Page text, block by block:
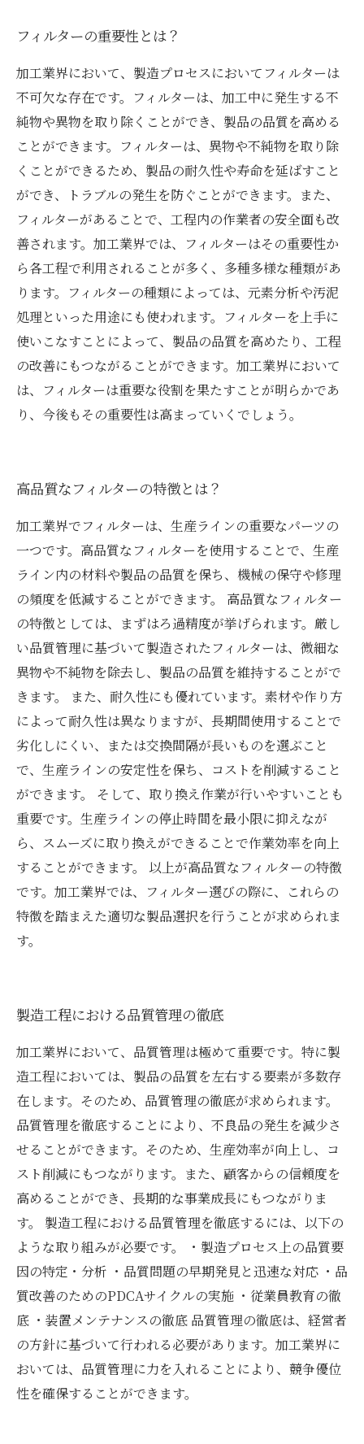
フィルターの重要性とは？
加工業界において、製造プロセスにおいてフィルターは
不可欠な存在です。フィルターは、加工中に発生する不
純物や異物を取り除くことができ、製品の品質を高める
ことができます。フィルターは、異物や不純物を取り除
くことができるため、製品の耐久性や寿命を延ばすこと
ができ、トラブルの発生を防ぐことができます。また、
フィルターがあることで、工程内の作業者の安全面も改
善されます。加工業界では、フィルターはその重要性か
ら各工程で利用されることが多く、多種多様な種類があ
ります。フィルターの種類によっては、元素分析や汚泥
処理といった用途にも使われます。フィルターを上手に
使いこなすことによって、製品の品質を高めたり、工程
の改善にもつながることができます。加工業界において
は、フィルターは重要な役割を果たすことが明らかであ
り、今後もその重要性は高まっていくでしょう。
高品質なフィルターの特徴とは？
加工業界でフィルターは、生産ラインの重要なパーツの
一つです。高品質なフィルターを使用することで、生産
ライン内の材料や製品の品質を保ち、機械の保守や修理
の頻度を低減することができます。 高品質なフィルター
の特徴としては、まずはろ過精度が挙げられます。厳し
い品質管理に基づいて製造されたフィルターは、微細な
異物や不純物を除去し、製品の品質を維持することがで
きます。 また、耐久性にも優れています。素材や作り方
によって耐久性は異なりますが、長期間使用することで
劣化しにくい、または交換間隔が長いものを選ぶこと
で、生産ラインの安定性を保ち、コストを削減すること
ができます。 そして、取り換え作業が行いやすいことも
重要です。生産ラインの停止時間を最小限に抑えなが
ら、スムーズに取り換えができることで作業効率を向上
することができます。 以上が高品質なフィルターの特徴
です。加工業界では、フィルター選びの際に、これらの
特徴を踏まえた適切な製品選択を行うことが求められま
す。
製造工程における品質管理の徹底
加工業界において、品質管理は極めて重要です。特に製
造工程においては、製品の品質を左右する要素が多数存
在します。そのため、品質管理の徹底が求められます。
品質管理を徹底することにより、不良品の発生を減少さ
せることができます。そのため、生産効率が向上し、コ
スト削減にもつながります。また、顧客からの信頼度を
高めることができ、長期的な事業成長にもつながりま
す。 製造工程における品質管理を徹底するには、以下の
ような取り組みが必要です。 ・製造プロセス上の品質要
因の特定・分析 ・品質問題の早期発見と迅速な対応 ・品
質改善のためのPDCAサイクルの実施 ・従業員教育の徹
底 ・装置メンテナンスの徹底 品質管理の徹底は、経営者
の方針に基づいて行われる必要があります。加工業界に
おいては、品質管理に力を入れることにより、競争優位
性を確保することができます。